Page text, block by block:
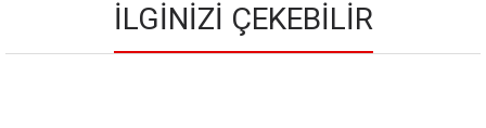
İLGINIZI ÇEKEBILIR